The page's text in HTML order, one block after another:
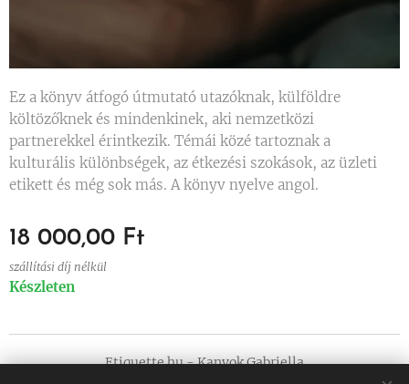
Ez a könyv átfogó útmutató utazóknak, külföldre
költözőknek és mindenkinek, aki nemzetközi
partnerekkel érintkezik. Témái közé tartoznak a
kulturális különbségek, az étkezési szokások, az üzleti
etikett és még sok más. A könyv nyelve angol.
18 000,00 Ft
szállítási díj nélkül
Készleten
Etiquette.hu - Kanyok Gabriella